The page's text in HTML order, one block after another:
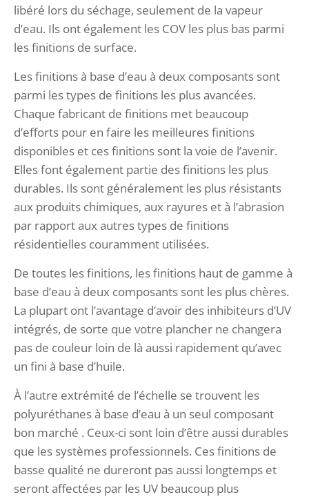
libéré lors du séchage, seulement de la vapeur
d’eau. Ils ont également les COV les plus bas parmi
les finitions de surface.
Les finitions à base d’eau à deux composants sont
parmi les types de finitions les plus avancées.
Chaque fabricant de finitions met beaucoup
d’efforts pour en faire les meilleures finitions
disponibles et ces finitions sont la voie de l’avenir.
Elles font également partie des finitions les plus
durables. Ils sont généralement les plus résistants
aux produits chimiques, aux rayures et à l’abrasion
par rapport aux autres types de finitions
résidentielles couramment utilisées.
De toutes les finitions, les finitions haut de gamme à
base d’eau à deux composants sont les plus chères.
La plupart ont l’avantage d’avoir des inhibiteurs d’UV
intégrés, de sorte que votre plancher ne changera
pas de couleur loin de là aussi rapidement qu’avec
un fini à base d’huile.
À l’autre extrémité de l’échelle se trouvent les
polyuréthanes à base d’eau à un seul composant
bon marché . Ceux-ci sont loin d’être aussi durables
que les systèmes professionnels. Ces finitions de
basse qualité ne dureront pas aussi longtemps et
seront affectées par les UV beaucoup plus